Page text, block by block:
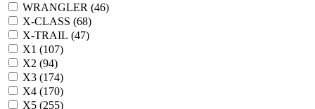
WRANGLER (46)
X-CLASS (68)
X-TRAIL (47)
X1 (107)
X2 (94)
X3 (174)
X4 (170)
X5 (255)